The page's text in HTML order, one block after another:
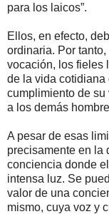
para los laicos”.
Ellos, en efecto,
ordinaria. Por
vocación, los fieles
de la vida
cumplimiento de
a los demás
A pesar de esas
precisamente en la
conciencia donde
intensa luz. Se
valor de una
mismo, cuya voz y